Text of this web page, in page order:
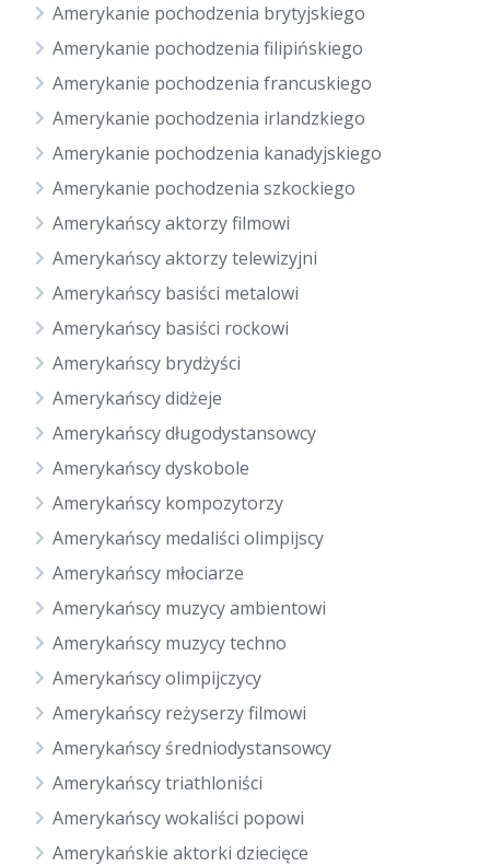
Amerykanie pochodzenia brytyjskiego
Amerykanie pochodzenia filipińskiego
Amerykanie pochodzenia francuskiego
Amerykanie pochodzenia irlandzkiego
Amerykanie pochodzenia kanadyjskiego
Amerykanie pochodzenia szkockiego
Amerykańscy aktorzy filmowi
Amerykańscy aktorzy telewizyjni
Amerykańscy basiści metalowi
Amerykańscy basiści rockowi
Amerykańscy brydżyści
Amerykańscy didżeje
Amerykańscy długodystansowcy
Amerykańscy dyskobole
Amerykańscy kompozytorzy
Amerykańscy medaliści olimpijscy
Amerykańscy młociarze
Amerykańscy muzycy ambientowi
Amerykańscy muzycy techno
Amerykańscy olimpijczycy
Amerykańscy reżyserzy filmowi
Amerykańscy średniodystansowcy
Amerykańscy triathloniści
Amerykańscy wokaliści popowi
Amerykańskie aktorki dziecięce